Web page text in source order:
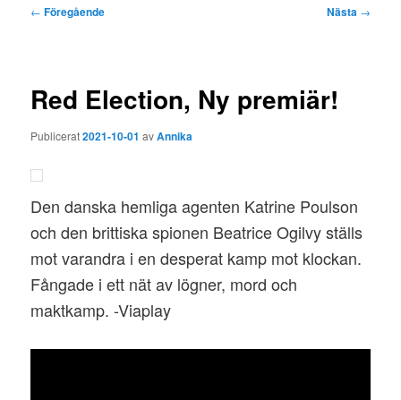
Inläggsnavigering
← Föregående Nästa →
Red Election, Ny premiär!
Publicerat2021-10-01 avAnnika
Den danska hemliga agenten Katrine Poulson
och den brittiska spionen Beatrice Ogilvy ställs
mot varandra i en desperat kamp mot klockan.
Fångade i ett nät av lögner, mord och
maktkamp. -Viaplay